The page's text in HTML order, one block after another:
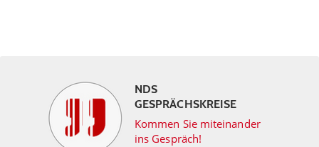
NDS
GESPRÄCHSKREISE
Kommen Sie miteinander
ins Gespräch!